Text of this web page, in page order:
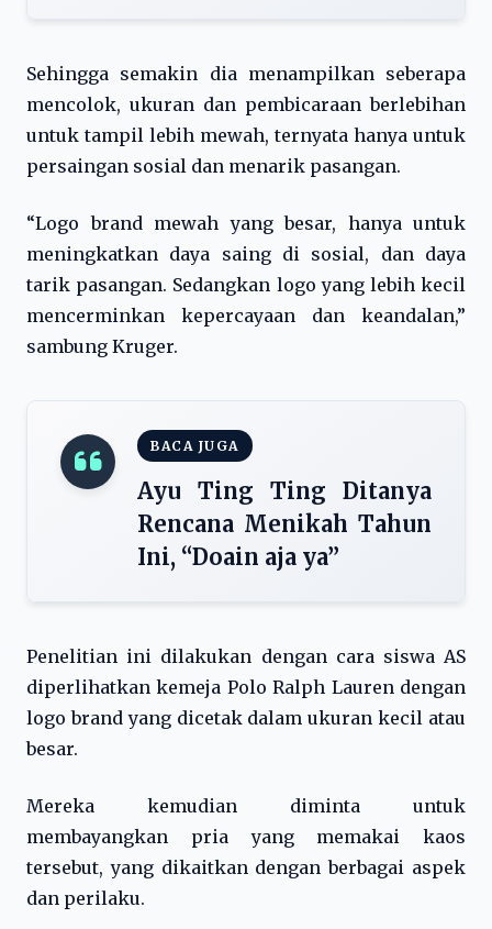
Sehingga semakin dia menampilkan seberapa
mencolok, ukuran dan pembicaraan berlebihan
untuk tampil lebih mewah, ternyata hanya untuk
persaingan sosial dan menarik pasangan.
“Logo brand mewah yang besar, hanya untuk
meningkatkan daya saing di sosial, dan daya
tarik pasangan. Sedangkan logo yang lebih kecil
mencerminkan kepercayaan dan keandalan,”
sambung Kruger.
BACA JUGA
Ayu Ting Ting Ditanya
Rencana Menikah Tahun
Ini, “Doain aja ya”
Penelitian ini dilakukan dengan cara siswa AS
diperlihatkan kemeja Polo Ralph Lauren dengan
logo brand yang dicetak dalam ukuran kecil atau
besar.
Mereka kemudian diminta untuk
membayangkan pria yang memakai kaos
tersebut, yang dikaitkan dengan berbagai aspek
dan perilaku.